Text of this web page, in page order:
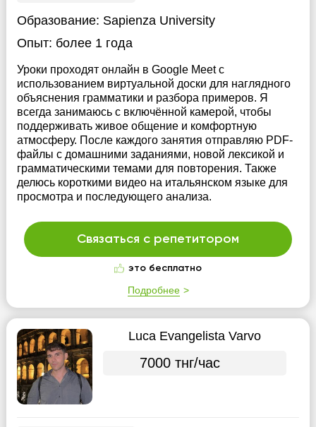
Образование: Sapienza University
Опыт: более 1 года
Уроки проходят онлайн в Google Meet с
использованием виртуальной доски для наглядного
объяснения грамматики и разбора примеров. Я
всегда занимаюсь с включённой камерой, чтобы
поддерживать живое общение и комфортную
атмосферу. После каждого занятия отправляю PDF-
файлы с домашними заданиями, новой лексикой и
грамматическими темами для повторения. Также
делюсь короткими видео на итальянском языке для
просмотра и последующего анализа.
Связаться с репетитором
это бесплатно
Подробнее
Luca Evangelista Varvo
7000 тнг/час